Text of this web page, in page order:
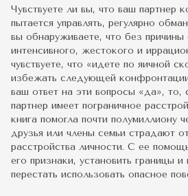
Чувствуете ли вы, что ваш партнер
пытается управлять, регулярно
вы обнаруживаете, что без причины
интенсивного, жестокого и
чувствуете, что «идете по яичной
избежать следующей
ваш ответ на эти вопросы «да», то,
партнер имеет пограничное
книга помогла почти полумиллиону
друзья или члены семьи страдают
расстройства личности. С ее
его признаки, установить границы
перестать использовать опасное